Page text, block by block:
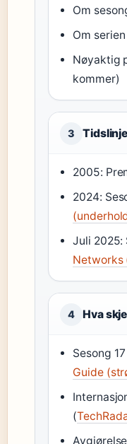
Om
Om
Nøyaktig
kommer)
3
2005:
2024:
Juli 2025:
Networks
4 Hva
Sesong
Guide
(